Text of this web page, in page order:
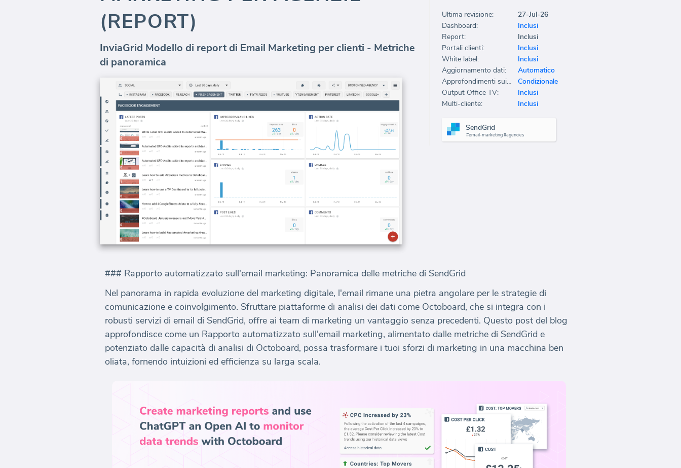
(REPORT)
InviaGrid Modello di report di Email Marketing per clienti - Metriche
di panoramica
### Rapporto automatizzato sull'email marketing: Panoramica delle metriche di SendGrid
Nel panorama in rapida evoluzione del marketing digitale, l'email rimane una pietra angolare per le strategie di
comunicazione e coinvolgimento. Sfruttare piattaforme di analisi dei dati come Octoboard, che si integra con i
robusti servizi di email di SendGrid, offre ai team di marketing un vantaggio senza precedenti. Questo post del blog
approfondisce come un Rapporto automatizzato sull'email marketing, alimentato dalle metriche di SendGrid e
potenziato dalle capacità di analisi di Octoboard, possa trasformare i tuoi sforzi di marketing in una macchina ben
oliata, fornendo intuizioni ed efficienza su larga scala.
Ultima revisione:
27-Jul-26
Dashboard:
Inclusi
Report:
Inclusi
Portali clienti:
Inclusi
White label:
Inclusi
Aggiornamento dati:
Automatico
Approfondimenti sui dati:
Condizionale
Output Office TV:
Inclusi
Multi-cliente:
Inclusi
SendGrid
#email-marketing #agencies